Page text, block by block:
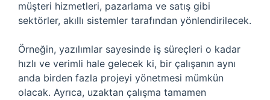
müşteri hizmetleri, pazarlama ve satış gibi
sektörler, akıllı sistemler tarafından yönlendirilecek.
Örneğin, yazılımlar sayesinde iş süreçleri o kadar
hızlı ve verimli hale gelecek ki, bir çalışanın aynı
anda birden fazla projeyi yönetmesi mümkün
olacak. Ayrıca, uzaktan çalışma tamamen